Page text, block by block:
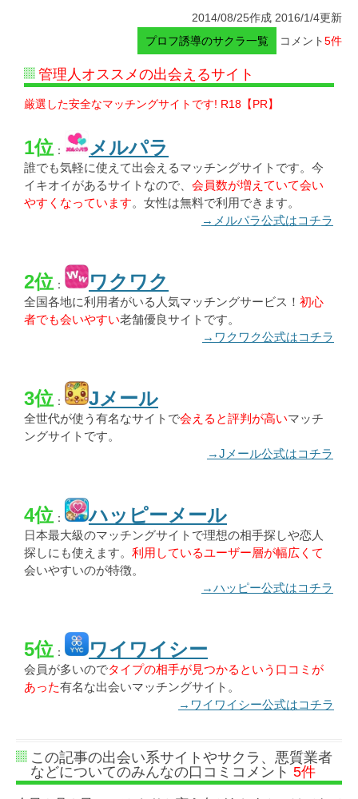
2014/08/25作成 2016/1/4更新
プロフ誘導のサクラ一覧
コメント5件
管理人オススメの出会えるサイト
厳選した安全なマッチングサイトです! R18【PR】
1位 ： メルパラ
誰でも気軽に使えて出会えるマッチングサイトです。今
イキオイがあるサイトなので、 会員数が増えていて会い
やすくなっています。女性は無料で利用できます。
→メルパラ公式はコチラ
2位 ： ワクワク
全国各地に利用者がいる人気マッチングサービス！ 初心
者でも会いやすい老舗優良サイトです。
→ワクワク公式はコチラ
3位 ： Jメール
全世代が使う有名なサイトで会えると評判が高いマッチ
ングサイトです。
→Jメール公式はコチラ
4位 ： ハッピーメール
日本最大級のマッチングサイトで理想の相手探しや恋人
探しにも使えます。 利用しているユーザー層が幅広くて
会いやすいのが特徴。
→ハッピー公式はコチラ
5位 ： ワイワイシー
会員が多いのでタイプの相手が見つかるという口コミが
あった有名な出会いマッチングサイト。
→ワイワイシー公式はコチラ
この記事の出会い系サイトやサクラ、悪質業者
などについてのみんなの口コミコメント 5件